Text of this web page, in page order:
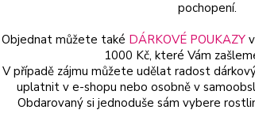
pochopení.
Objednat můžete také DÁRKOVÉ POUKAZYv
1000 Kč, které Vám
V případě zájmu můžete udělat radost
uplatnit v e-shopu nebo osobně v
Obdarovaný si jednoduše sám vybere